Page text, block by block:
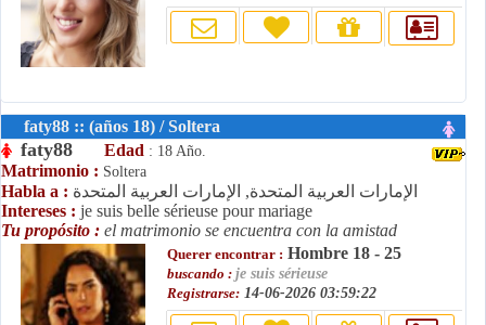
faty88 :: (años 18) / Soltera
faty88 Edad : 18 Año.
Matrimonio : Soltera
Habla a : الإمارات العربية المتحدة, الإمارات العربية المتحدة
Intereses : je suis belle sérieuse pour mariage
Tu propósito : el matrimonio se encuentra con la amistad
Querer encontrar : Hombre 18 - 25
buscando : je suis sérieuse
Registrarse: 14-06-2026 03:59:22